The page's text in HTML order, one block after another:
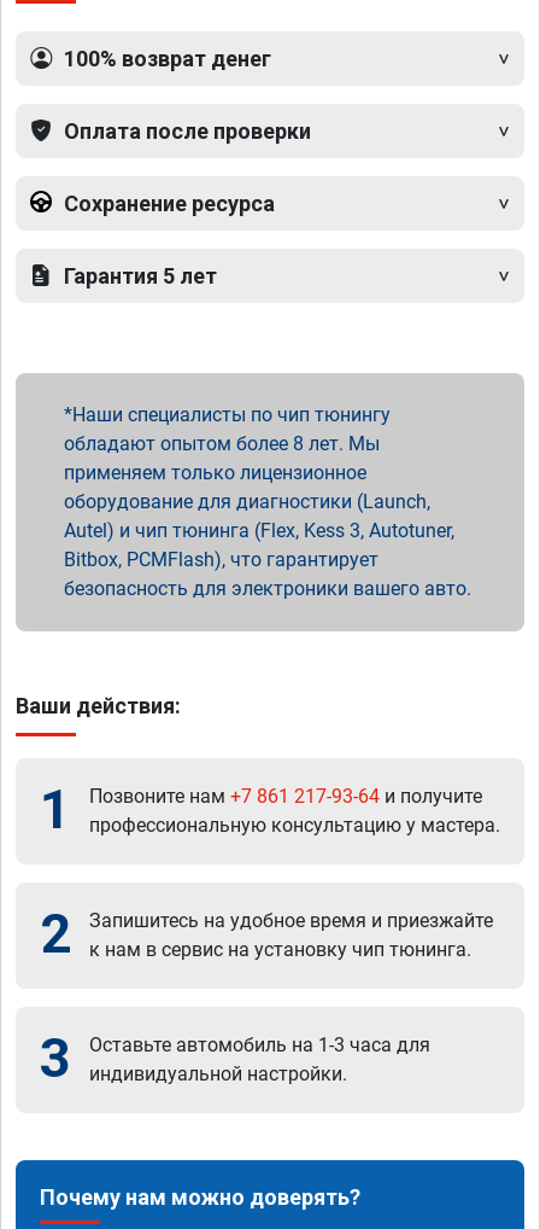
100% возврат денег
Оплата после проверки
Сохранение ресурса
Гарантия 5 лет
Наши специалисты по чип тюнингу
обладают опытом более 8 лет. Мы
применяем только лицензионное
оборудование для диагностики (Launch,
Autel) и чип тюнинга (Flex, Kess 3, Autotuner,
Bitbox, PCMFlash), что гарантирует
безопасность для электроники вашего авто.
Ваши действия:
1 Позвоните нам +7 861 217-93-64 и получите
профессиональную консультацию у мастера.
2
Запишитесь на удобное время и приезжайте
к нам в сервис на установку чип тюнинга.
3
Оставьте автомобиль на 1-3 часа для
индивидуальной настройки.
Почему нам можно доверять?